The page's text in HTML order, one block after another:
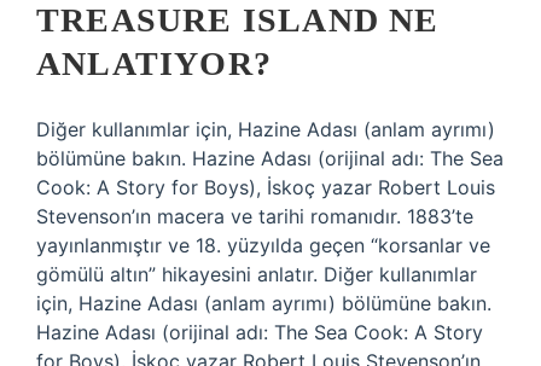
TREASURE ISLAND NE
ANLATIYOR?
Diğer kullanımlar için, Hazine Adası (anlam ayrımı)
bölümüne bakın. Hazine Adası (orijinal adı: The Sea
Cook: A Story for Boys), İskoç yazar Robert Louis
Stevenson’ın macera ve tarihi romanıdır. 1883’te
yayınlanmıştır ve 18. yüzyılda geçen “korsanlar ve
gömülü altın” hikayesini anlatır. Diğer kullanımlar
için, Hazine Adası (anlam ayrımı) bölümüne bakın.
Hazine Adası (orijinal adı: The Sea Cook: A Story
for Boys), İskoç yazar Robert Louis Stevenson’ın